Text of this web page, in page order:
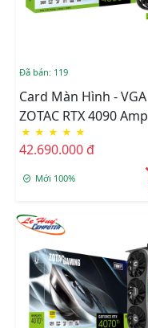
Đã bán: 119
Card Màn Hình - VGA
ZOTAC RTX 4090 Amp
Extreme Airo 24GB
GDDR6X (ZT-D40900B-
10P)
★ ★ ★ ★ ★
42.690.000 đ
Mới 100%